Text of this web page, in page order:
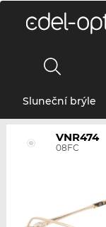
Sluneční brýle
VNR474
08FC